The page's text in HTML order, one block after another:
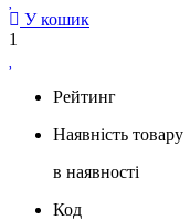
У кошик
1
Рейтинг
Наявність товару
в наявності
Код